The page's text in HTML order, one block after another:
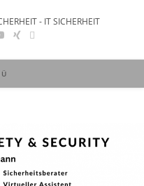
- IT SICHERHEIT